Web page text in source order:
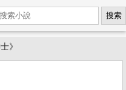
搜索
》